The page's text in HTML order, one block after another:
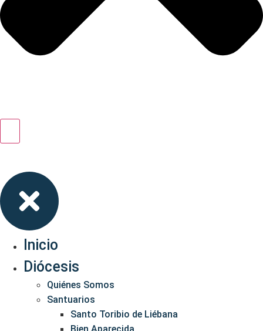
Inicio
Diócesis
Quiénes Somos
Santuarios
Santo Toribio de Liébana